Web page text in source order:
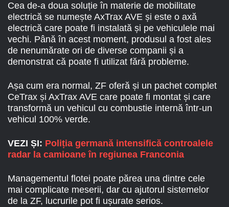
Cea de-a doua soluție în materie de mobilitate
electrică se numește AxTrax AVE și este o axă
electrică care poate fi instalată și pe vehiculele mai
vechi. Până în acest moment, produsul a fost ales
de nenumărate ori de diverse companii și a
demonstrat că poate fi utilizat fără probleme.
Așa cum era normal, ZF oferă și un pachet complet
CeTrax și AxTrax AVE care poate fi montat și care
transformă un vehicul cu combustie internă într-un
vehicul 100% verde.
VEZI ȘI: Poliția germană intensifică controalele
radar la camioane în regiunea Franconia
Managementul flotei poate părea una dintre cele
mai complicate meserii, dar cu ajutorul sistemelor
de la ZF, lucrurile pot fi ușurate serios.